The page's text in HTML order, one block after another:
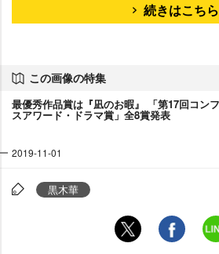
続きはこちら
この画像の特集
最優秀作品賞は『凪のお暇』 「第17回コン
スアワード・ドラマ賞」全8賞発表
2019-11-01
黒木華